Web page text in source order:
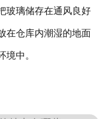
玻璃储存在通风良好
在仓库内潮湿的地面
境中。